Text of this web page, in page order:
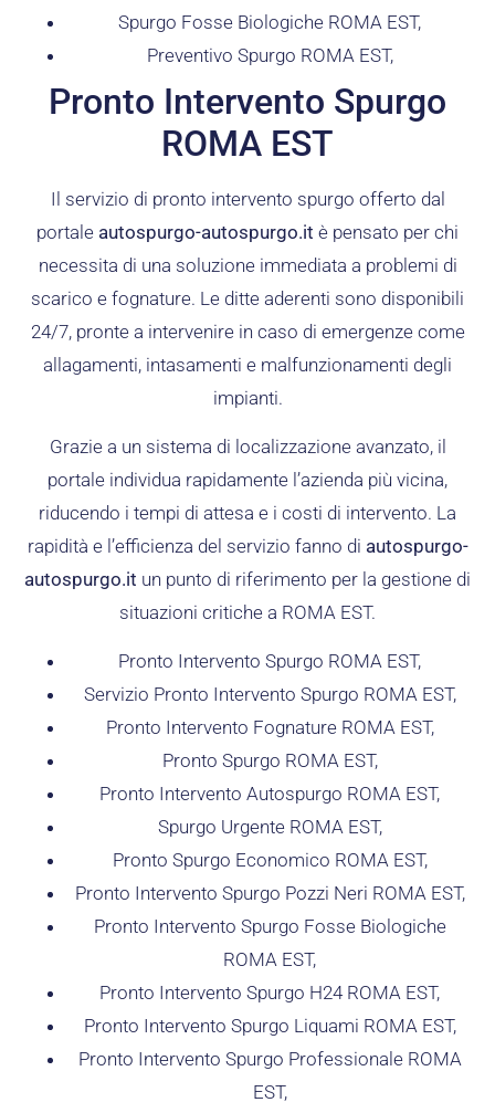
Spurgo Fosse Biologiche ROMA EST,
Preventivo Spurgo ROMA EST,
Pronto Intervento Spurgo
ROMA EST
Il servizio di pronto intervento spurgo offerto dal
portale autospurgo-autospurgo.it è pensato per chi
necessita di una soluzione immediata a problemi di
scarico e fognature. Le ditte aderenti sono disponibili
24/7, pronte a intervenire in caso di emergenze come
allagamenti, intasamenti e malfunzionamenti degli
impianti.
Grazie a un sistema di localizzazione avanzato, il
portale individua rapidamente l’azienda più vicina,
riducendo i tempi di attesa e i costi di intervento. La
rapidità e l’efficienza del servizio fanno di autospurgo-
autospurgo.it un punto di riferimento per la gestione di
situazioni critiche a ROMA EST.
Pronto Intervento Spurgo ROMA EST,
Servizio Pronto Intervento Spurgo ROMA EST,
Pronto Intervento Fognature ROMA EST,
Pronto Spurgo ROMA EST,
Pronto Intervento Autospurgo ROMA EST,
Spurgo Urgente ROMA EST,
Pronto Spurgo Economico ROMA EST,
Pronto Intervento Spurgo Pozzi Neri ROMA EST,
Pronto Intervento Spurgo Fosse Biologiche
ROMA EST,
Pronto Intervento Spurgo H24 ROMA EST,
Pronto Intervento Spurgo Liquami ROMA EST,
Pronto Intervento Spurgo Professionale ROMA
EST,